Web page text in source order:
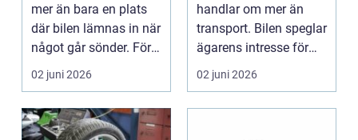
mer än bara en plats
där bilen lämnas in när
något går sönder. För
många biläg...
02 juni 2026
handlar om mer än
transport. Bilen speglar
ägarens intresse för
teknik, histo...
02 juni 2026